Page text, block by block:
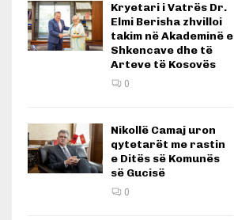
Kryetari i Vatrës Dr.
Elmi Berisha zhvilloi
takim në Akademinë e
Shkencave dhe të
Arteve të Kosovës
0
Nikollë Camaj uron
qytetarët me rastin
e Ditës së Komunës
së Gucisë
0